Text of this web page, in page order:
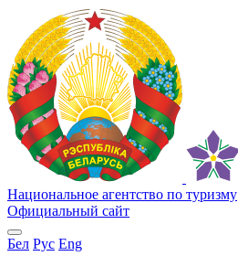
Национальное агентство по туризму
Официальный сайт
Бел Рус Eng